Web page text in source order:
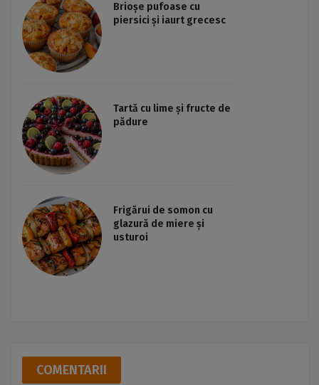
Brioșe pufoase cu
piersici și iaurt grecesc
Tartă cu lime și fructe de
pădure
Frigărui de somon cu
glazură de miere și
usturoi
COMENTARII